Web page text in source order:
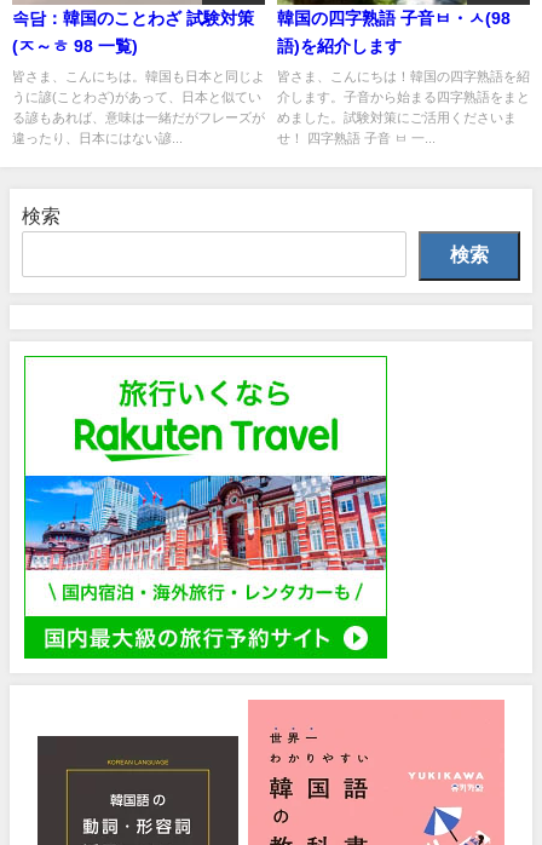
속담：韓国のことわざ 試験対策
(ㅈ～ㅎ 98 一覧)
皆さま、こんにちは。韓国も日本と同じよ
うに諺(ことわざ)があって、日本と似てい
る諺もあれば、意味は一緒だがフレーズが
違ったり、日本にはない諺...
韓国の四字熟語 子音ㅂ・ㅅ(98
語)を紹介します
皆さま、こんにちは！韓国の四字熟語を紹
介します。子音から始まる四字熟語をまと
めました。試験対策にご活用くださいま
せ！ 四字熟語 子音 ㅂ 一...
検索
検索